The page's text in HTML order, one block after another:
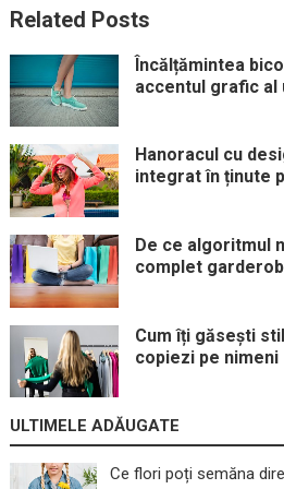
Related Posts
Încălțămintea
accentul grafic al
Hanoracul cu
integrat în ținute
De ce algoritmul
complet
Cum îți găsești
copiezi pe nimeni
ULTIMELE ADĂUGATE
Ce flori poți semăna